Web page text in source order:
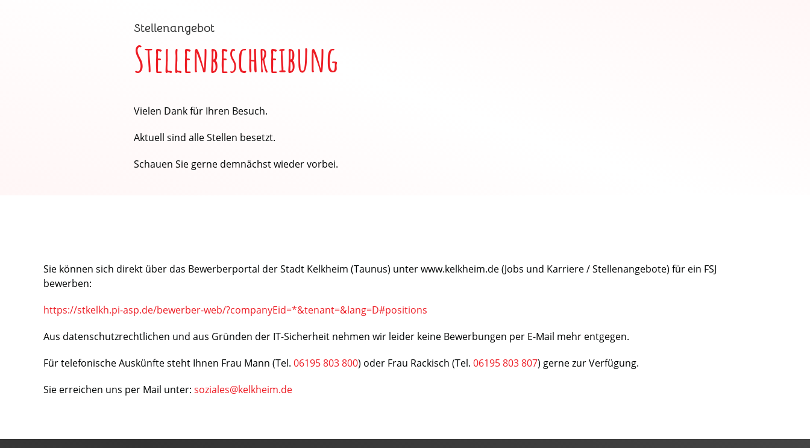
Stellenangebot
Stellenbeschreibung
Vielen Dank für Ihren Besuch.
Aktuell sind alle Stellen besetzt.
Schauen Sie gerne demnächst wieder vorbei.
Sie können sich direkt über das Bewerberportal der Stadt Kelkheim (Taunus) unter www.kelkheim.de (Jobs und Karriere / Stellenangebote) für ein FSJ
bewerben:
https://stkelkh.pi-asp.de/bewerber-web/?companyEid=*&tenant=&lang=D#positions
Aus datenschutzrechtlichen und aus Gründen der IT-Sicherheit nehmen wir leider keine Bewerbungen per E-Mail mehr entgegen.
Für telefonische Auskünfte steht Ihnen Frau Mann (Tel. 06195 803 800) oder Frau Rackisch (Tel. 06195 803 807) gerne zur Verfügung.
Sie erreichen uns per Mail unter: soziales@kelkheim.de